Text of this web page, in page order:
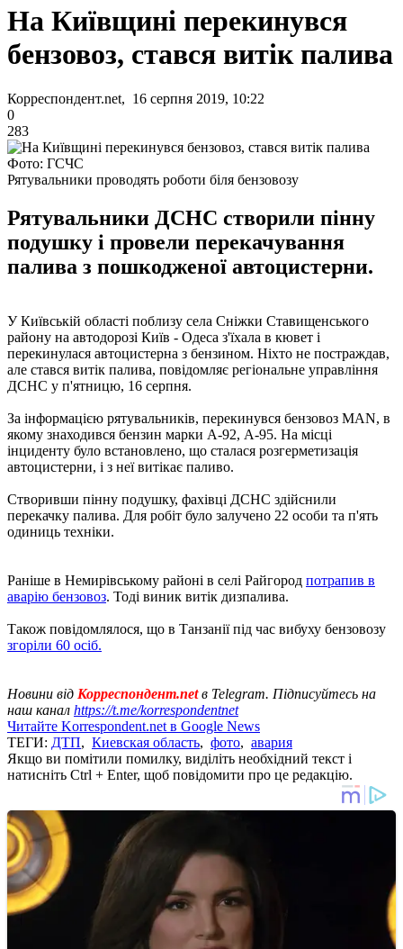
На Київщині перекинувся
бензовоз, стався витік палива
Корреспондент.net, 16 серпня 2019, 10:22
0
283
Фото: ГСЧС
Рятувальники проводять роботи біля бензовозу
Рятувальники ДСНС створили пінну
подушку і провели перекачування
палива з пошкодженої автоцистерни.
У Київській області поблизу села Сніжки Ставищенського
району на автодорозі Київ - Одеса з'їхала в кювет і
перекинулася автоцистерна з бензином. Ніхто не постраждав,
але стався витік палива, повідомляє регіональне управління
ДСНС у п'ятницю, 16 серпня.
За інформацією рятувальників, перекинувся бензовоз MAN, в
якому знаходився бензин марки А-92, А-95. На місці
інциденту було встановлено, що сталася розгерметизація
автоцистерни, і з неї витікає паливо.
Створивши пінну подушку, фахівці ДСНС здійснили
перекачку палива. Для робіт було залучено 22 особи та п'ять
одиниць техніки.
Раніше в Немирівському районі в селі Райгород потрапив в
аварію бензовоз. Тоді виник витік дизпалива.
Також повідомлялося, що в Танзанії під час вибуху бензовозу
згоріли 60 осіб.
Новини від Корреспондент.netв Telegram. Підписуйтесь на
наш канал https://t.me/korrespondentnet
Читайте Korrespondent.net в Google News
ТЕГИ: ДТП, Киевская область, фото, авария
Якщо ви помітили помилку, виділіть необхідний текст і
натисніть Ctrl + Enter, щоб повідомити про це редакцію.